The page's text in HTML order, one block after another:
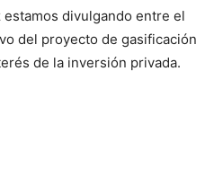
divulgando entre el
del proyecto de gasificación
de la inversión privada.